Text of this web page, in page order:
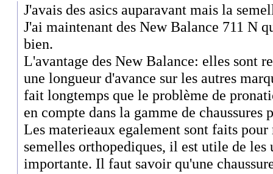
J'avais des asics auparavant mais la
J'ai maintenant des New Balance 711 N
bien.
L'avantage des New Balance: elles sont
une longueur d'avance sur les autres
fait longtemps que le problème de
en compte dans la gamme de chaussures
Les materieaux egalement sont faits pour
semelles orthopediques, il est utile de
importante. Il faut savoir qu'une